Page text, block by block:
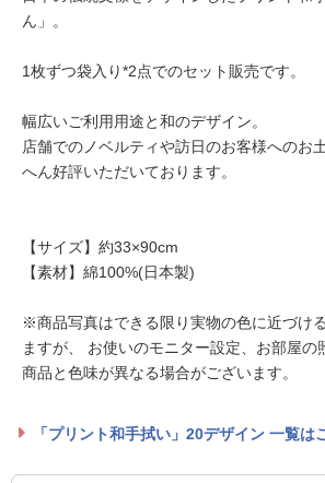
ん」。
1枚ずつ袋入り*2点でのセット販売です。
幅広いご利用用途と和のデザイン。
店舗でのノベルティや訪日のお客様へのお
へん好評いただいております。
【サイズ】約33×90cm
【素材】綿100%(日本製)
※商品写真はできる限り実物の色に近づけ
ますが、 お使いのモニター設定、お部屋の
商品と色味が異なる場合がございます。
「プリント和手拭い」20デザイン 一覧は